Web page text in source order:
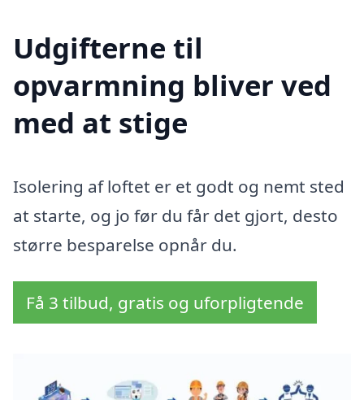
Udgifterne til
opvarmning bliver ved
med at stige
Isolering af loftet er et godt og nemt sted
at starte, og jo før du får det gjort, desto
større besparelse opnår du.
Få 3 tilbud, gratis og uforpligtende